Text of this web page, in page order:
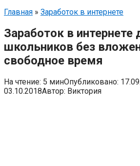
Главная » Заработок в интернете
Заработок в интернете
школьников без
свободное время
На чтение: 5 минОпубликовано:
03.10.2018Автор: Виктория